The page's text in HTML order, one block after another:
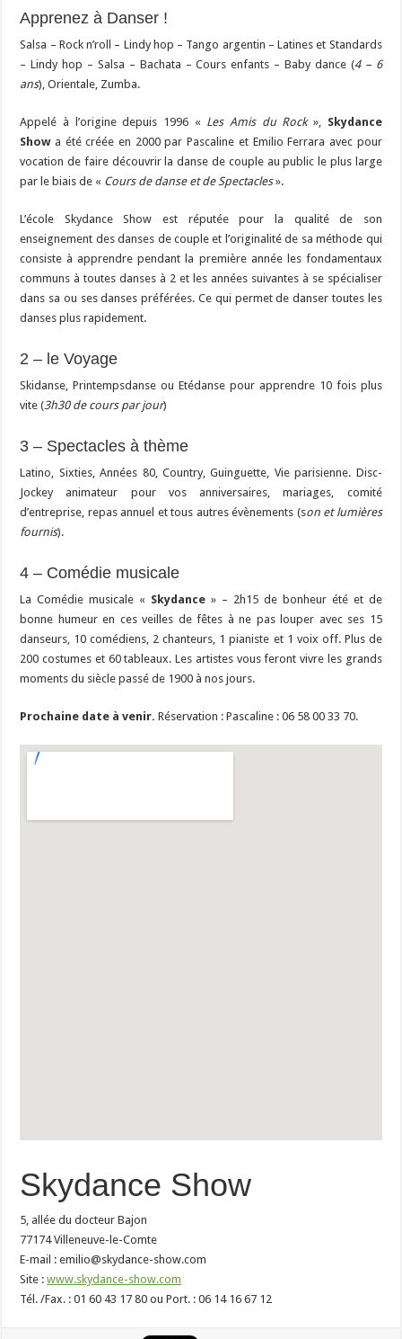
Apprenez à Danser !
Salsa – Rock n’roll – Lindy hop – Tango argentin – Latines et Standards
– Lindy hop – Salsa – Bachata – Cours enfants – Baby dance (4 – 6
ans), Orientale, Zumba.
Appelé à l’origine depuis 1996 « Les Amis du Rock», Skydance
Showa été créée en 2000 par Pascaline et Emilio Ferrara avec pour
vocation de faire découvrir la danse de couple au public le plus large
par le biais de « Cours de danse et de Spectacles».
L’école Skydance Show est réputée pour la qualité de son
enseignement des danses de couple et l’originalité de sa méthode qui
consiste à apprendre pendant la première année les fondamentaux
communs à toutes danses à 2 et les années suivantes à se spécialiser
dans sa ou ses danses préférées. Ce qui permet de danser toutes les
danses plus rapidement.
2 – le Voyage
Skidanse, Printempsdanse ou Etédanse pour apprendre 10 fois plus
vite (3h30 de cours par jour)
3 – Spectacles à thème
Latino, Sixties, Années 80, Country, Guinguette, Vie parisienne. Disc-
Jockey animateur pour vos anniversaires, mariages, comité
d’entreprise, repas annuel et tous autres évènements (son et lumières
fournis).
4 – Comédie musicale
La Comédie musicale « Skydance » – 2h15 de bonheur été et de
bonne humeur en ces veilles de fêtes à ne pas louper avec ses 15
danseurs, 10 comédiens, 2 chanteurs, 1 pianiste et 1 voix off. Plus de
200 costumes et 60 tableaux. Les artistes vous feront vivre les grands
moments du siècle passé de 1900 à nos jours.
Prochaine date à venir. Réservation : Pascaline : 06 58 00 33 70.
Skydance Show
5, allée du docteur Bajon
77174 Villeneuve-le-Comte
E-mail : emilio@skydance-show.com
Site :www.skydance-show.com
Tél. /Fax. : 01 60 43 17 80 ou Port. : 06 14 16 67 12